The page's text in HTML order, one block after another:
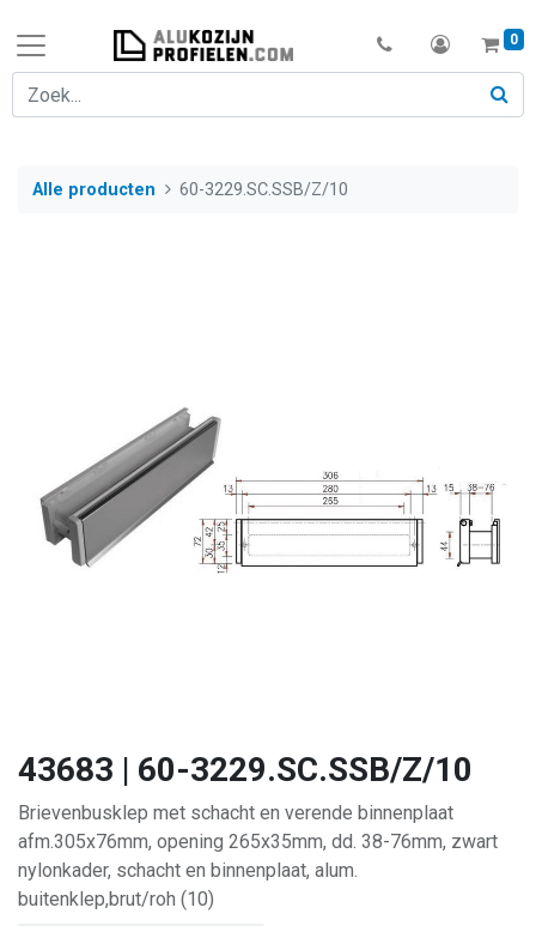
0
Alle producten 60-3229.SC.SSB/Z/10
43683 | 60-3229.SC.SSB/Z/10
Brievenbusklep met schacht en verende binnenplaat
afm.305x76mm, opening 265x35mm, dd. 38-76mm, zwart
nylonkader, schacht en binnenplaat, alum.
buitenklep,brut/roh (10)